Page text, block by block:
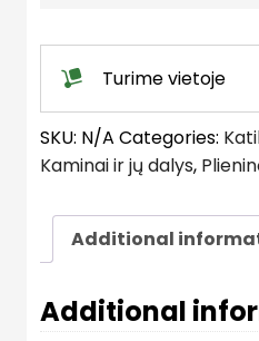
Turime vietoje
SKU: N/A Categories:
Kaminai ir jų dalys,
Additional
Additional